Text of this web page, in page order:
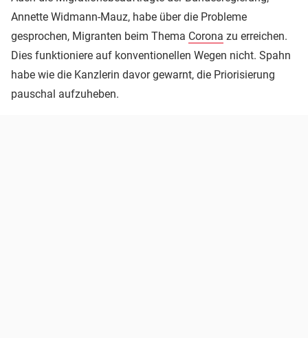
Annette Widmann-Mauz, habe über die Probleme
gesprochen, Migranten beim Thema Corona zu erreichen.
Dies funktioniere auf konventionellen Wegen nicht. Spahn
habe wie die Kanzlerin davor gewarnt, die Priorisierung
pauschal aufzuheben.